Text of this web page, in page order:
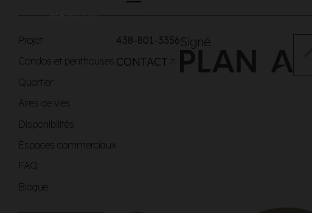
MENU
Projet
Condos et penthouses
Quartier
Aires de vies
Disponibilités
Espaces commerciaux
FAQ
Blogue
438-801-3356
CONTACT
Signé